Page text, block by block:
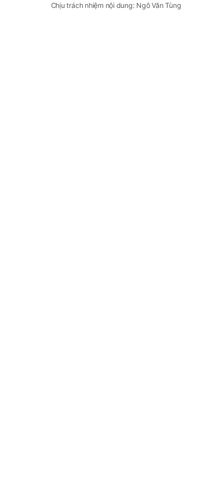
Chịu trách nhiệm nội dung: Ngô Văn Tùng